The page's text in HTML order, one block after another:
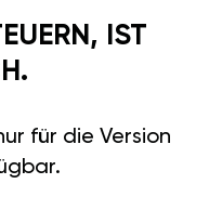
IST
für die Version